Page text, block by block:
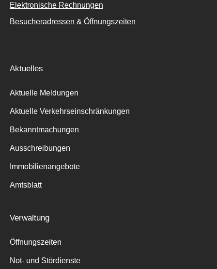
Suche
Elektronische Rechnungen
Besucheradressen & Öffnungszeiten
Aktuelles
Aktuelle Meldungen
Aktuelle Verkehrseinschränkungen
Bekanntmachungen
Ausschreibungen
Immobilienangebote
Amtsblatt
Verwaltung
Öffnungszeiten
Not- und Stördienste